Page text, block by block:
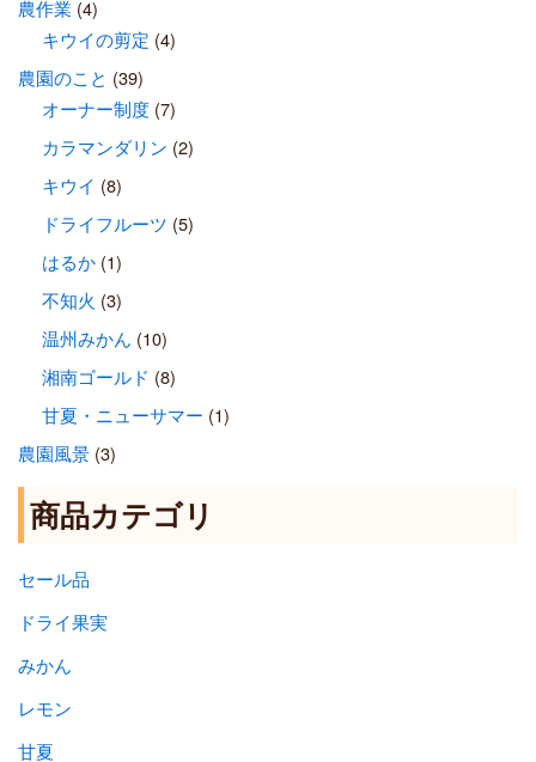
農作業 (4)
キウイの剪定 (4)
農園のこと (39)
オーナー制度(7)
カラマンダリン (2)
キウイ (8)
ドライフルーツ (5)
はるか(1)
不知火 (3)
温州みかん (10)
湘南ゴールド (8)
甘夏・ニューサマー (1)
農園風景(3)
商品カテゴリ
セール品
ドライ果実
みかん
レモン
甘夏